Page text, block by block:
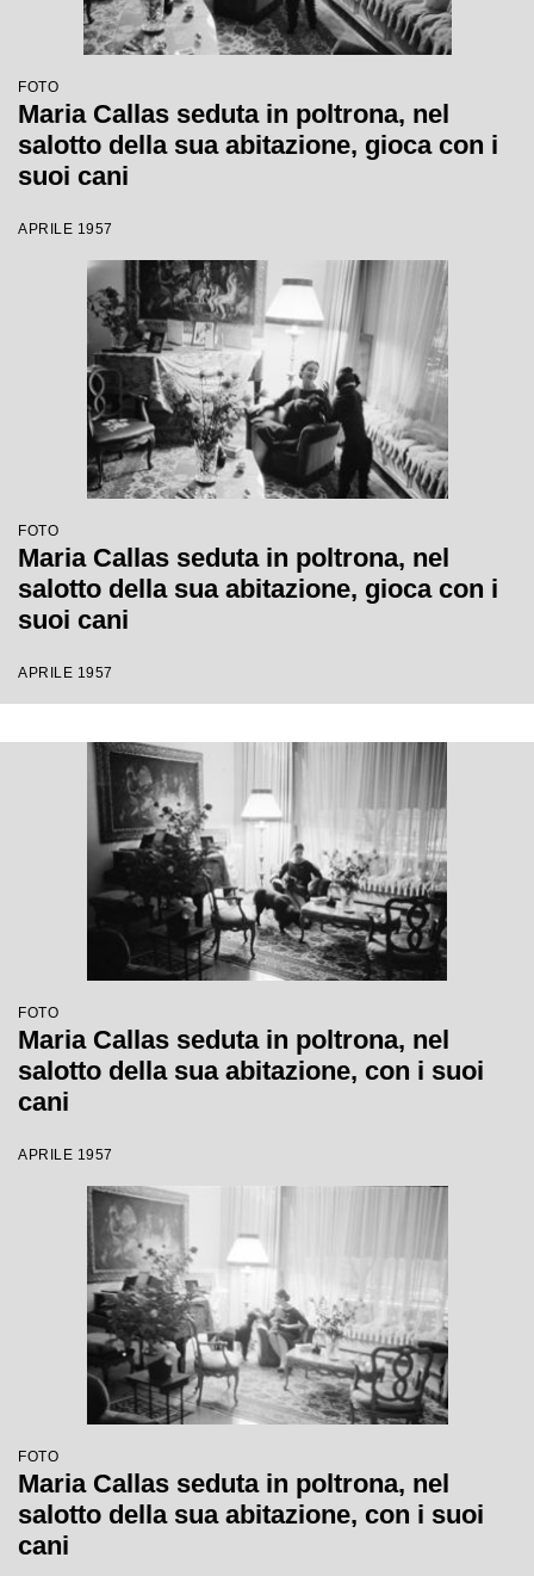
FOTO
Maria Callas seduta in poltrona, nel
salotto della sua abitazione, gioca con i
suoi cani
APRILE 1957
FOTO
Maria Callas seduta in poltrona, nel
salotto della sua abitazione, gioca con i
suoi cani
APRILE 1957
FOTO
Maria Callas seduta in poltrona, nel
salotto della sua abitazione, con i suoi
cani
APRILE 1957
FOTO
Maria Callas seduta in poltrona, nel
salotto della sua abitazione, con i suoi
cani